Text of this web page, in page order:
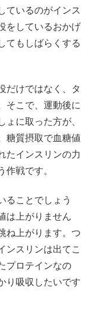
ているのがインス
をしているおかげ
てもしばらくする
だけではなく、タ
そこで、運動後に
に取った方が、
糖質摂取で血糖値
たインスリンの力
作戦です。
ることでしょう
は上がりません
ね上がります。つ
ンスリンは出てこ
プロテインなの
り吸収したいです